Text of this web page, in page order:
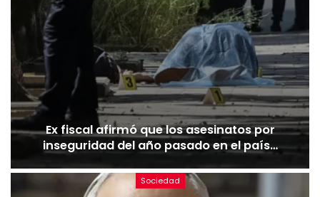
Ex fiscal afirmó que los asesinatos por
inseguridad del año pasado en el país…
Sociedad